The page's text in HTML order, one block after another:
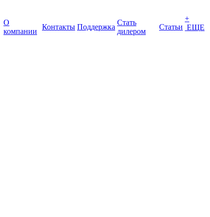
О
компании
Контакты Поддержка
Стать
дилером
Статьи
+
ЕЩЕ